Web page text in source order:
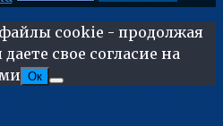
файлы cookie - продолжая
свое согласие на
Ок